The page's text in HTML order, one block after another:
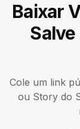
Baixar
Cole um link
ou Story do